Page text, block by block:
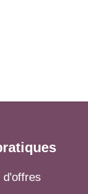
d'offres